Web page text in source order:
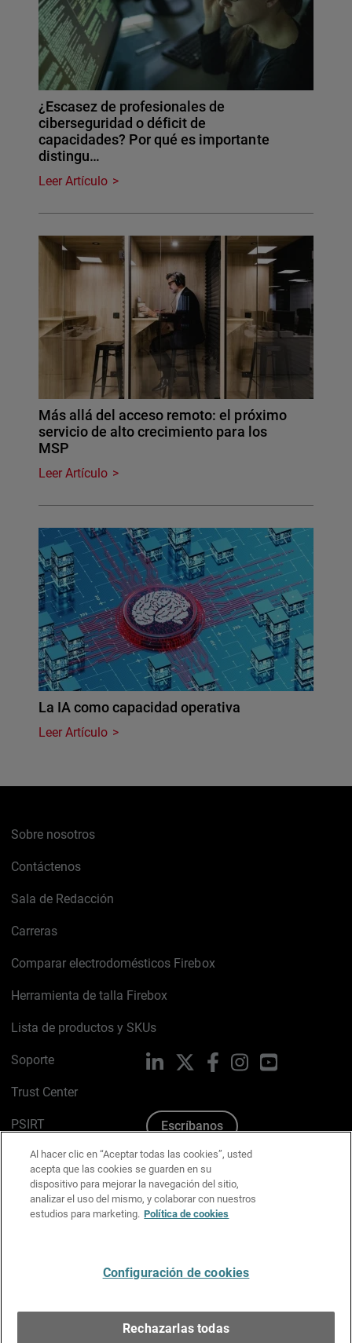
¿Escasez de profesionales de
ciberseguridad o déficit de
capacidades? Por qué es importante
distingu…
Leer Artículo
Más allá del acceso remoto: el próximo
servicio de alto crecimiento para los
MSP
Leer Artículo
La IA como capacidad operativa
Leer Artículo
Sobre nosotros
Contáctenos
Sala de Redacción
Carreras
Comparar electrodomésticos Firebox
Herramienta de talla Firebox
Lista de productos y SKUs
Soporte
Trust Center
PSIRT
Política de cookies
Política de privacidad
Kit de medios y marca
LinkedIn FacebookInstagramYouTube
Escríbanos
Al hacer clic en “Aceptar todas las cookies”, usted
acepta que las cookies se guarden en su
dispositivo para mejorar la navegación del sitio,
analizar el uso del mismo, y colaborar con nuestros
estudios para marketing. Política de cookies
Configuración de cookies
Rechazarlas todas